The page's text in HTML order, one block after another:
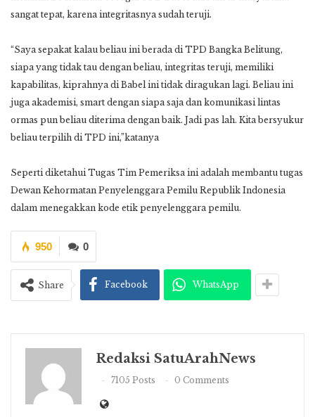
sangat tepat, karena integritasnya sudah teruji.
“Saya sepakat kalau beliau ini berada di TPD Bangka Belitung,
siapa yang tidak tau dengan beliau, integritas teruji, memiliki
kapabilitas, kiprahnya di Babel ini tidak diragukan lagi. Beliau ini
juga akademisi, smart dengan siapa saja dan komunikasi lintas
ormas pun beliau diterima dengan baik. Jadi pas lah. Kita bersyukur
beliau terpilih di TPD ini,”katanya
Seperti diketahui Tugas Tim Pemeriksa ini adalah membantu tugas
Dewan Kehormatan Penyelenggara Pemilu Republik Indonesia
dalam menegakkan kode etik penyelenggara pemilu.
0
950
Share Facebook WhatsApp
Redaksi SatuArahNews
7105 Posts 0 Comments